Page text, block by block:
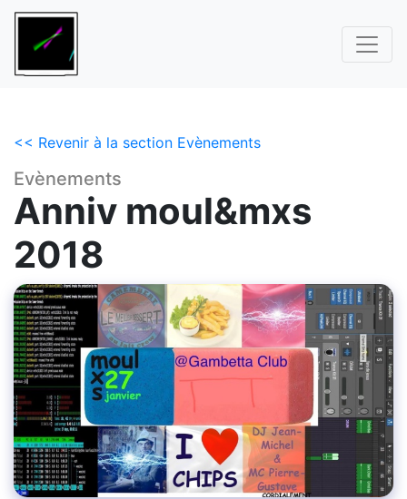
<< Revenir à la section Evènements
Evènements
Anniv moul&mxs
2018